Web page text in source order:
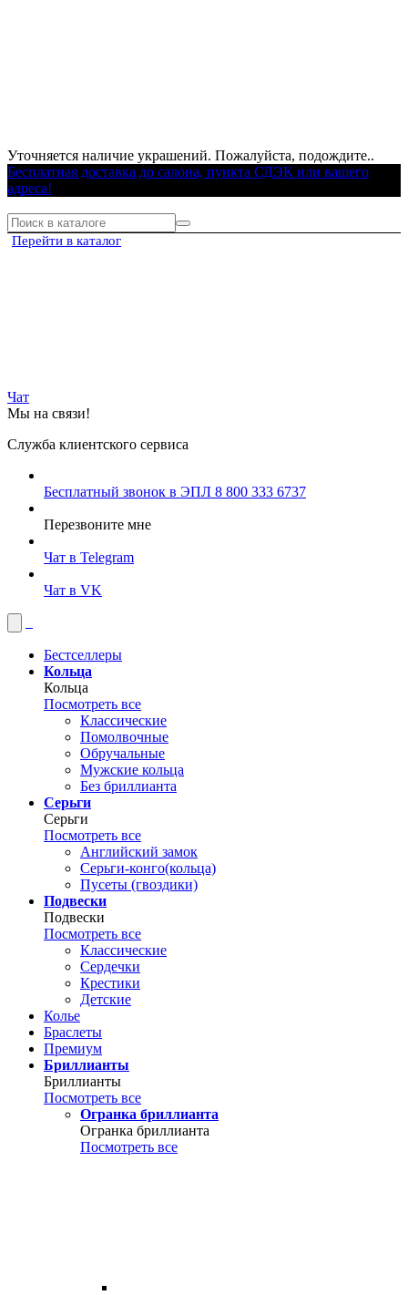
Уточняется наличие украшений. Пожалуйста, подождите..
Бесплатная доставка до салона, пункта СДЭК или вашего
адреса!
Перейти в каталог
Чат
Мы на связи!
Служба клиентского сервиса
Бесплатный звонок в ЭПЛ 8 800 333 6737
Перезвоните мне
Чат в Telegram
Чат в VK
Бестселлеры
Кольца
Кольца
Посмотреть все
Классические
Помолвочные
Обручальные
Мужские кольца
Без бриллианта
Серьги
Серьги
Посмотреть все
Английский замок
Серьги-конго(кольца)
Пусеты (гвоздики)
Подвески
Подвески
Посмотреть все
Классические
Сердечки
Крестики
Детские
Колье
Браслеты
Премиум
Бриллианты
Бриллианты
Посмотреть все
Огранка бриллианта
Огранка бриллианта
Посмотреть все